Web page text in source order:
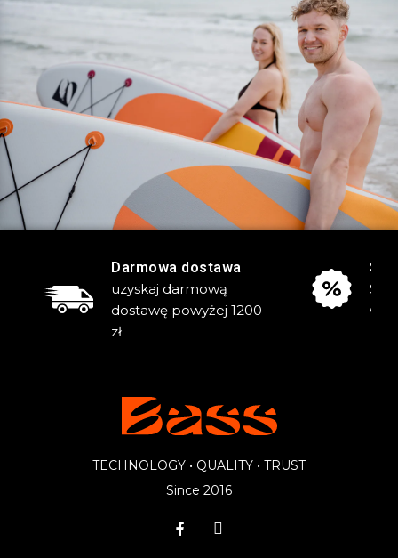
Darmowa dostawa
uzyskaj darmową
dostawę powyżej 1200
zł
TECHNOLOGY • QUALITY • TRUST
Since 2016